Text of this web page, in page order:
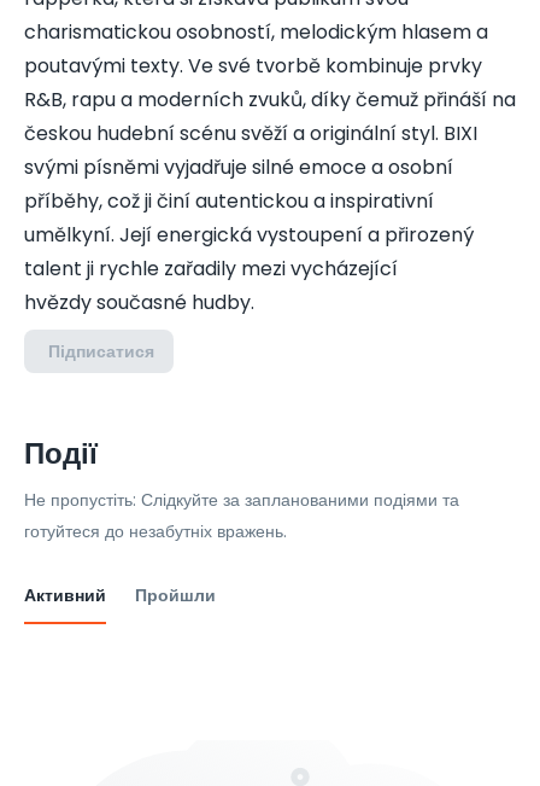
charismatickou osobností, melodickým hlasem a
poutavými texty. Ve své tvorbě kombinuje prvky
R&B, rapu a moderních zvuků, díky čemuž přináší na
českou hudební scénu svěží a originální styl. BIXI
svými písněmi vyjadřuje silné emoce a osobní
příběhy, což ji činí autentickou a inspirativní
umělkyní. Její energická vystoupení a přirozený
talent ji rychle zařadily mezi vycházející
hvězdy současné hudby.
Підписатися
Події
Не пропустіть: Слідкуйте за запланованими подіями та
готуйтеся до незабутніх вражень.
Активний Пройшли